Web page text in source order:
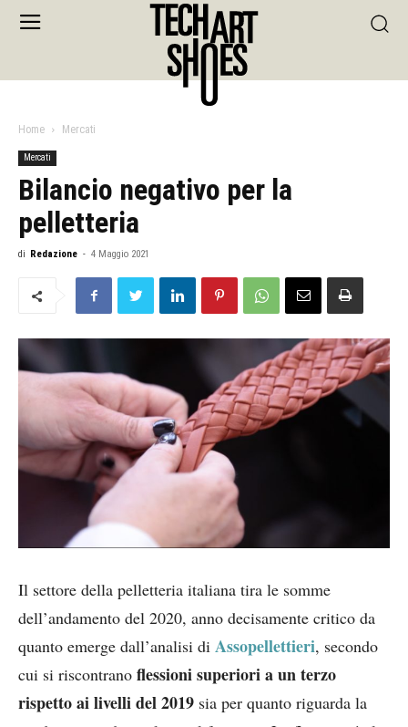
Home Mercati
Mercati
Bilancio negativo per la
pelletteria
di Redazione - 4 Maggio 2021
Il settore della pelletteria italiana tira le somme
dell’andamento del 2020, anno decisamente critico da
quanto emerge dall’analisi di Assopellettieri, secondo
cui si riscontrano flessioni superiori a un terzo
rispetto ai livelli del 2019 sia per quanto riguarda la